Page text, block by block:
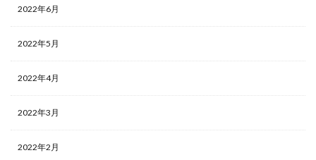
2022年6月
2022年5月
2022年4月
2022年3月
2022年2月